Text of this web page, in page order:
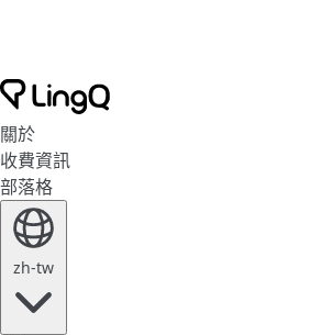
關於
收費資訊
部落格
zh-tw